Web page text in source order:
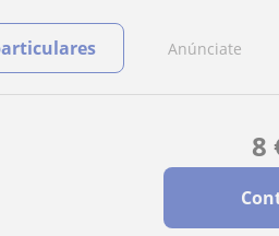
Anúnciate
8